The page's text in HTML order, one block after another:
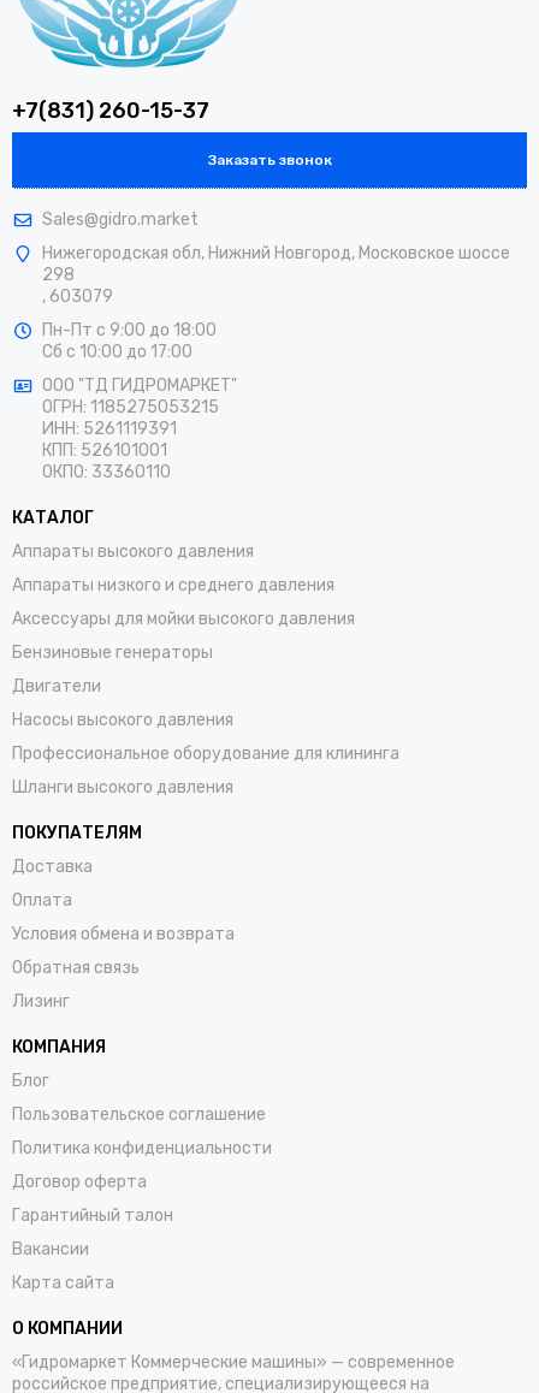
+7(831) 260-15-37
Заказать звонок
Sales@gidro.market
Нижегородская обл, Нижний Новгород, Московское шоссе
298
, 603079
Пн-Пт с 9:00 до 18:00
Сб с 10:00 до 17:00
ООО "ТД ГИДРОМАРКЕТ"
ОГРН: 1185275053215
ИНН: 5261119391
КПП: 526101001
ОКПО: 33360110
КАТАЛОГ
Аппараты высокого давления
Аппараты низкого и среднего давления
Аксессуары для мойки высокого давления
Бензиновые генераторы
Двигатели
Насосы высокого давления
Профессиональное оборудование для клининга
Шланги высокого давления
ПОКУПАТЕЛЯМ
Доставка
Оплата
Условия обмена и возврата
Обратная связь
Лизинг
КОМПАНИЯ
Блог
Пользовательское соглашение
Политика конфиденциальности
Договор оферта
Гарантийный талон
Вакансии
Карта сайта
О КОМПАНИИ
«Гидромаркет Коммерческие машины» — современное
российское предприятие, специализирующееся на